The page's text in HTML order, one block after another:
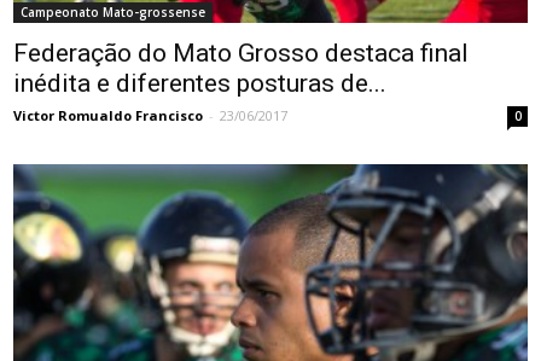
Campeonato Mato-grossense
Federação do Mato Grosso destaca final
inédita e diferentes posturas de...
Victor Romualdo Francisco - 23/06/2017 0